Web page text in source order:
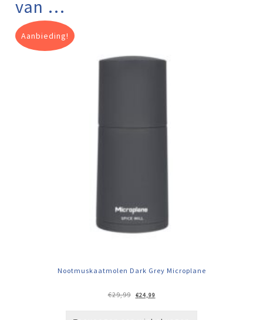
van …
Aanbieding!
Nootmuskaatmolen Dark Grey Microplane
€29,99
Oorspronkelijke
prijs
€24,99Huidige
prijs